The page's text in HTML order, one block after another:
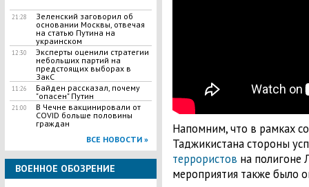
21:28
Зеленский заговорил об
основании Москвы, отвечая
на статью Путина на
украинском
12:30
Эксперты оценили стратегии
небольших партий на
предстоящих выборах в
ЗакС
11:26
Байден рассказал, почему
"опасен" Путин
21:00
В Чечне вакцинировали от
COVID больше половины
граждан
ВСЕ НОВОСТИ »
ВОЕННОЕ ОБОЗРЕНИЕ
Напомним, что в рамках
Таджикистана стороны
террористов на полигоне
мероприятия также было